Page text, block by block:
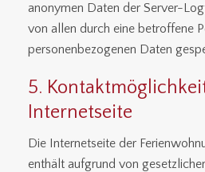
anonymen Daten der Server-
von allen durch eine betroffene
personenbezogenen Daten
5.
Internetseite
Die Internetseite der
enthält aufgrund von